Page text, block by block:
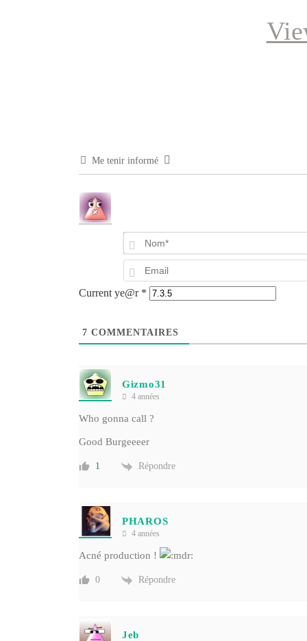
Me tenir informé
Current ye@r *
7 COMMENTAIRES
Gizmo31
4 années
Who gonna call ?
Good Burgeeeer
1 Répondre
PHAROS
4 années
Acné production !
0 Répondre
Jeb